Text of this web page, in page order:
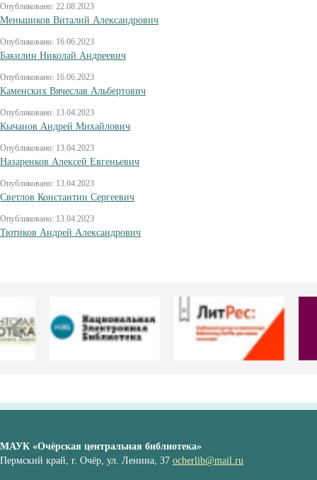
Опубликовано: 22.08.2023
Меньшиков Виталий Александрович
Опубликовано: 16.06.2023
Бакилин Николай Андреевич
Опубликовано: 16.06.2023
Каменских Вячеслав Альбертович
Опубликовано: 13.04.2023
Кычанов Андрей Михайлович
Опубликовано: 13.04.2023
Назаренков Алексей Евгеньевич
Опубликовано: 13.04.2023
Светлов Константин Сергеевич
Опубликовано: 13.04.2023
Тютиков Андрей Александрович
МАУК «Очёрская центральная библиотека»
Пермский край, г. Очёр, ул. Ленина, 37 ocherlib@mail.ru